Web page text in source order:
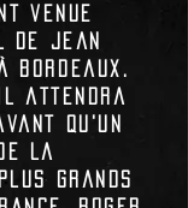
venue
de
Jean
Bordeaux.
attendra
qu'un
la
grands